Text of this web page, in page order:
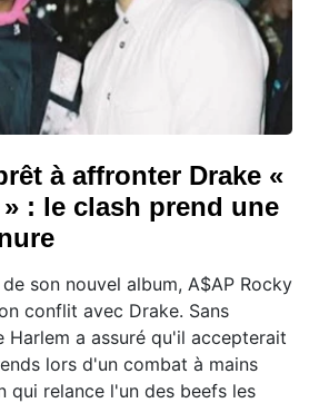
à affronter Drake «
: le clash prend une
son nouvel album, A$AP Rocky
conflit avec Drake. Sans
Harlem a assuré qu'il accepterait
lors d'un combat à mains
qui relance l'un des beefs les